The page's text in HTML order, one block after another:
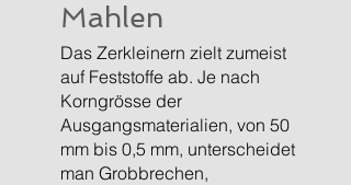
Mahlen
Das Zerkleinern zielt zumeist
auf Feststoffe ab. Je nach
Korngrösse der
Ausgangsmaterialien, von 50
mm bis 0,5 mm, unterscheidet
man Grobbrechen,